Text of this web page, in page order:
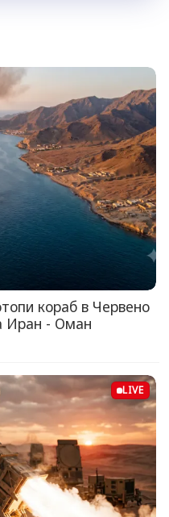
кораб в Червено
Иран - Оман
LIVE